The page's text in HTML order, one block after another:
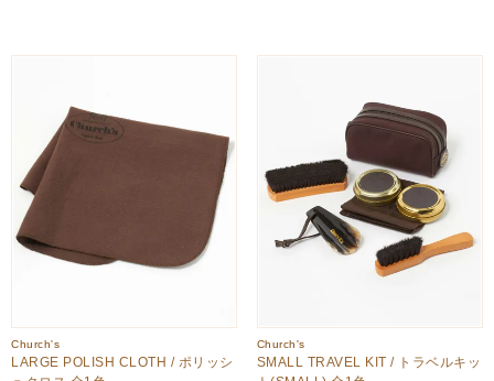
Church's
LARGE POLISH CLOTH / ポリッシ
Church's
SMALL TRAVEL KIT / トラベルキッ